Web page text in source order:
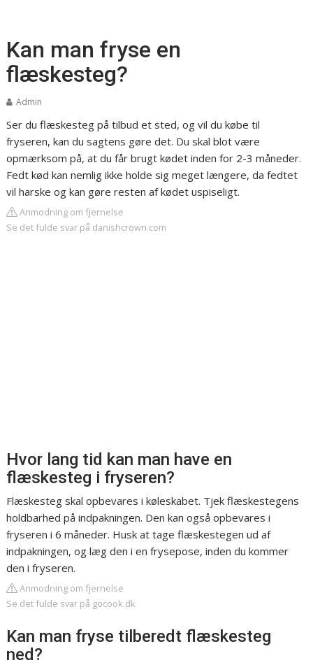
Kan man fryse en
flæskesteg?
Admin
Ser du flæskesteg på tilbud et sted, og vil du købe til
fryseren, kan du sagtens gøre det. Du skal blot være
opmærksom på, at du får brugt kødet inden for 2-3 måneder.
Fedt kød kan nemlig ikke holde sig meget længere, da fedtet
vil harske og kan gøre resten af kødet uspiseligt.
Anmodning om fjernelse
Se det fulde svar på danishcrown.com
Hvor lang tid kan man have en
flæskesteg i fryseren?
Flæskesteg skal opbevares i køleskabet. Tjek flæskestegens
holdbarhed på indpakningen. Den kan også opbevares i
fryseren i 6 måneder. Husk at tage flæskestegen ud af
indpakningen, og læg den i en frysepose, inden du kommer
den i fryseren.
Anmodning om fjernelse
Se det fulde svar på gocook.dk
Kan man fryse tilberedt flæskesteg
ned?